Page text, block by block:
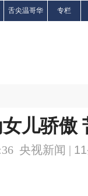
舌尖温哥华 专栏
儿骄傲
央视新闻 | 11